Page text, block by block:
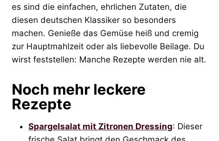
es sind die einfachen, ehrlichen Zutaten, die
diesen deutschen Klassiker so besonders
machen. Genieße das Gemüse heiß und cremig
zur Hauptmahlzeit oder als liebevolle Beilage. Du
wirst feststellen: Manche Rezepte werden nie alt.
Noch mehr leckere
Rezepte
Spargelsalat mit Zitronen Dressing: Dieser